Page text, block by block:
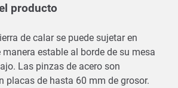
producto
de calar se puede sujetar en
estable al borde de su mesa
Las pinzas de acero son
placas de hasta 60 mm de grosor.